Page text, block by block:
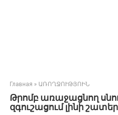
Главная » ԱՌՈՂՋՈՒԹՅՈԻՆ
Թրոմբ առաջացնող
զգուշացում լինի